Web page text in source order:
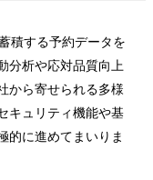
積する予約データを
分析や応対品質向上
から寄せられる多様
キュリティ機能や基
的に進めてまいりま